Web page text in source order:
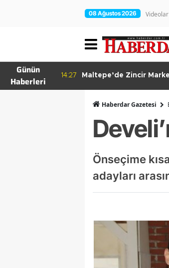
08 Ağustos 2026 Videolar
Günün
Haberleri
14:27
Maltepe’de Zincir
Haberdar Gazetesi
Önseçime
adayları